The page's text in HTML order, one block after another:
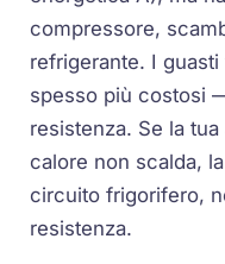
compressore,
refrigerante. I
spesso più costosi
resistenza. Se la
calore non scalda,
circuito frigorifero,
resistenza.